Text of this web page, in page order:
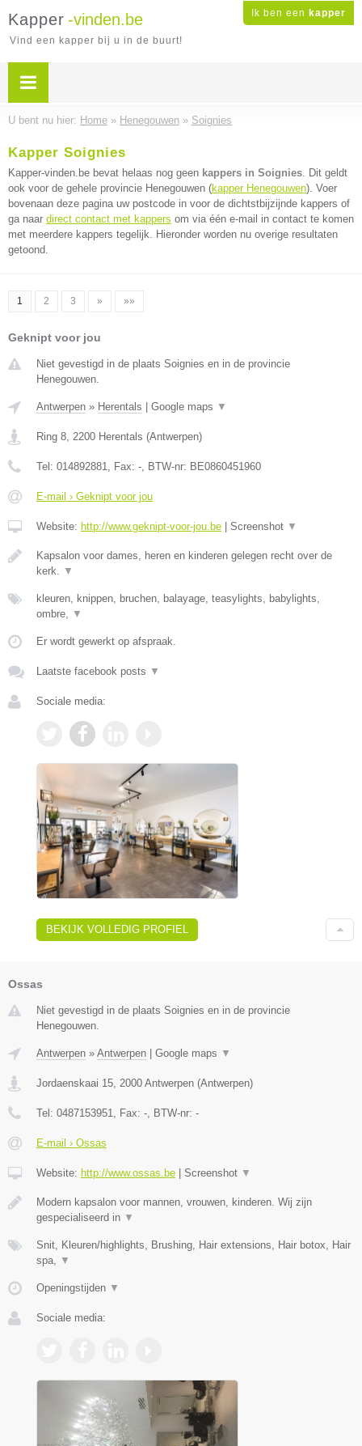
Ik ben een kapper
Kapper -vinden.be
Vind een kapper bij u in de buurt!
U bent nu hier: Home » Henegouwen » Soignies
Kapper Soignies
Kapper-vinden.be bevat helaas nog geen kappers in Soignies. Dit geldt
ook voor de gehele provincie Henegouwen (kapper Henegouwen). Voer
bovenaan deze pagina uw postcode in voor de dichtstbijzijnde kappers of
ga naar direct contact met kappers om via één e-mail in contact te komen
met meerdere kappers tegelijk. Hieronder worden nu overige resultaten
getoond.
1 2 3 » »»
Geknipt voor jou
Niet gevestigd in de plaats Soignies en in de provincie
Henegouwen.
Antwerpen » Herentals Google maps ▼
Ring 8, 2200 Herentals (Antwerpen)
Tel: 014892881, Fax: -, BTW-nr: BE0860451960
E-mail › Geknipt voor jou
Website: http://www.geknipt-voor-jou.be Screenshot ▼
Kapsalon voor dames, heren en kinderen gelegen recht over de
kerk. ▼
kleuren, knippen, bruchen, balayage, teasylights, babylights,
ombre, ▼
Er wordt gewerkt op afspraak.
Laatste facebook posts ▼
Sociale media:
BEKIJK VOLLEDIG PROFIEL
Ossas
Niet gevestigd in de plaats Soignies en in de provincie
Henegouwen.
Antwerpen » Antwerpen | Google maps ▼
Jordaenskaai 15 2000 Antwerpen (Antwerpen)
Tel: 0487153951 , Fax: - , BTW-nr: -
E-mail › Ossas
Website: http://www.ossas.be | Screenshot ▼
Modern kapsalon voor mannen, vrouwen, kinderen. Wij zijn
gespecialiseerd in ▼
Snit, Kleuren/highlights, Brushing, Hair extensions, Hair botox, Hair
spa,
▼
Openingstijden ▼
Sociale media: